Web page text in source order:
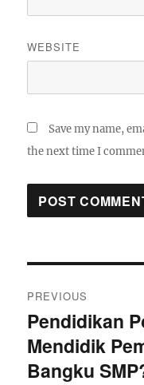
WEBSITE
Save my name,
the next time I
navigation
PREVIOUS
Previous
post:
Pendidikan
Mendidik
Bangku